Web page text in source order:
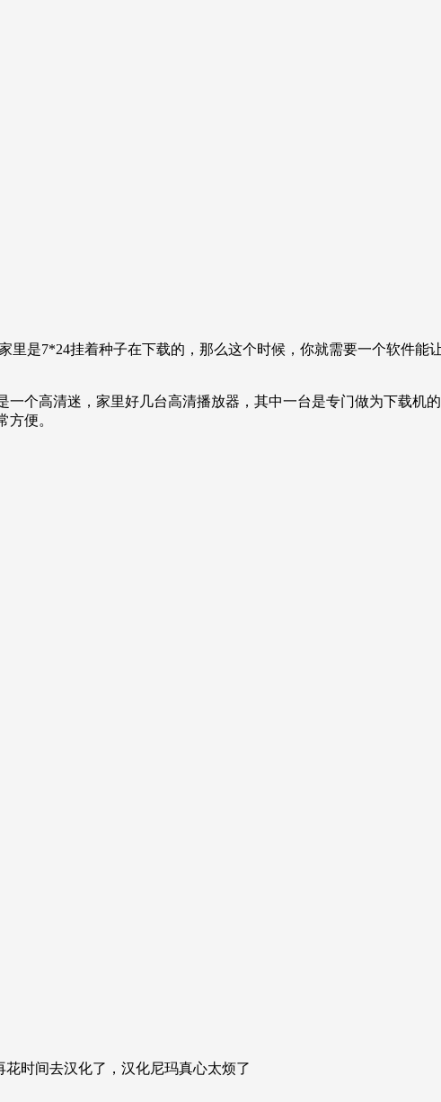
里是7*24挂着种子在下载的，那么这个时候，你就需要一个软件
个高清迷，家里好几台高清播放器，其中一台是专门做为下载机
便。
时间去汉化了，汉化尼玛真心太烦了